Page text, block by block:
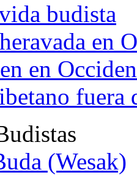
budista
en
en
fuera
(Wesak)